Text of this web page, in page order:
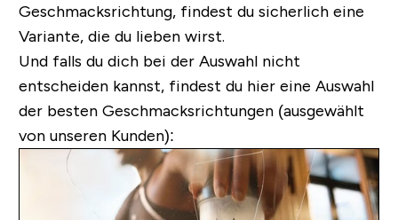
Geschmacksrichtung, findest du sicherlich eine
Variante, die du lieben wirst.
Und falls du dich bei der Auswahl nicht
entscheiden kannst, findest du hier eine Auswahl
der besten Geschmacksrichtungen (ausgewählt
von unseren Kunden):